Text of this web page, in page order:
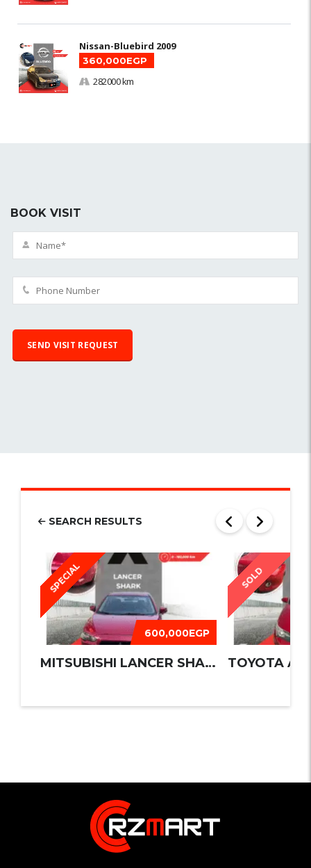
Nissan-Bluebird 2009
360,000EGP
282000 km
BOOK VISIT
SEARCH RESULTS
SPECIAL
600,000EGP
MITSUBISHI LANCER SHARK 2016
SOLD
TOYOTA